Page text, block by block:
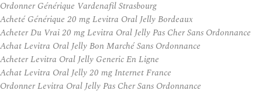
Ordonner Générique Vardenafil Strasbourg
Acheté Générique 20 mg Levitra Oral Jelly Bordeaux
Acheter Du Vrai 20 mg Levitra Oral Jelly Pas Cher Sans Ordonnance
Achat Levitra Oral Jelly Bon Marché Sans Ordonnance
Acheter Levitra Oral Jelly Generic En Ligne
Achat Levitra Oral Jelly 20 mg Internet France
Ordonner Levitra Oral Jelly Pas Cher Sans Ordonnance